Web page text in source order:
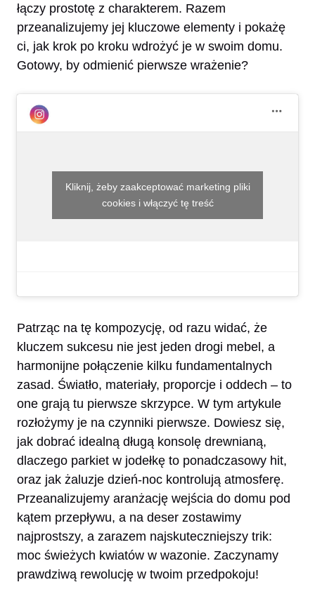
łączy prostotę z charakterem. Razem
przeanalizujemy jej kluczowe elementy i pokażę
ci, jak krok po kroku wdrożyć je w swoim domu.
Gotowy, by odmienić pierwsze wrażenie?
Kliknij, żeby zaakceptować marketing pliki
cookies i włączyć tę treść
Patrząc na tę kompozycję, od razu widać, że
kluczem sukcesu nie jest jeden drogi mebel, a
harmonijne połączenie kilku fundamentalnych
zasad. Światło, materiały, proporcje i oddech – to
one grają tu pierwsze skrzypce. W tym artykule
rozłożymy je na czynniki pierwsze. Dowiesz się,
jak dobrać idealną długą konsolę drewnianą,
dlaczego parkiet w jodełkę to ponadczasowy hit,
oraz jak żaluzje dzień-noc kontrolują atmosferę.
Przeanalizujemy aranżację wejścia do domu pod
kątem przepływu, a na deser zostawimy
najprostszy, a zarazem najskuteczniejszy trik:
moc świeżych kwiatów w wazonie. Zaczynamy
prawdziwą rewolucję w twoim przedpokoju!